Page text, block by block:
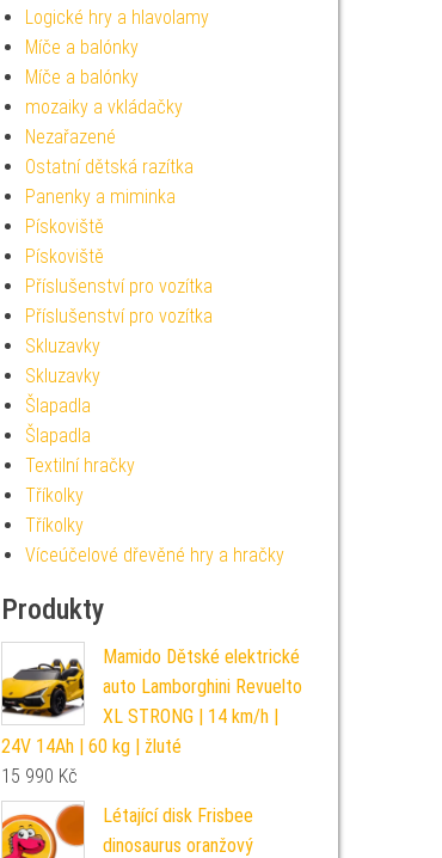
Logické hry a hlavolamy
Míče a balónky
Míče a balónky
mozaiky a vkládačky
Nezařazené
Ostatní dětská razítka
Panenky a miminka
Pískoviště
Pískoviště
Příslušenství pro vozítka
Příslušenství pro vozítka
Skluzavky
Skluzavky
Šlapadla
Šlapadla
Textilní hračky
Tříkolky
Tříkolky
Víceúčelové dřevěné hry a hračky
Produkty
Mamido Dětské elektrické
auto Lamborghini Revuelto
XL STRONG | 14 km/h |
24V 14Ah | 60 kg | žluté
15 990 Kč
Létající disk Frisbee
dinosaurus oranžový